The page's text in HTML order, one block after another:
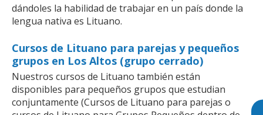
dándoles la habilidad de trabajar en un país donde la
lengua nativa es Lituano.
Cursos de Lituano para parejas y pequeños
grupos en Los Altos (grupo cerrado)
Nuestros cursos de Lituano también están
disponibles para pequeños grupos que estudian
conjuntamente (Cursos de Lituano para parejas o